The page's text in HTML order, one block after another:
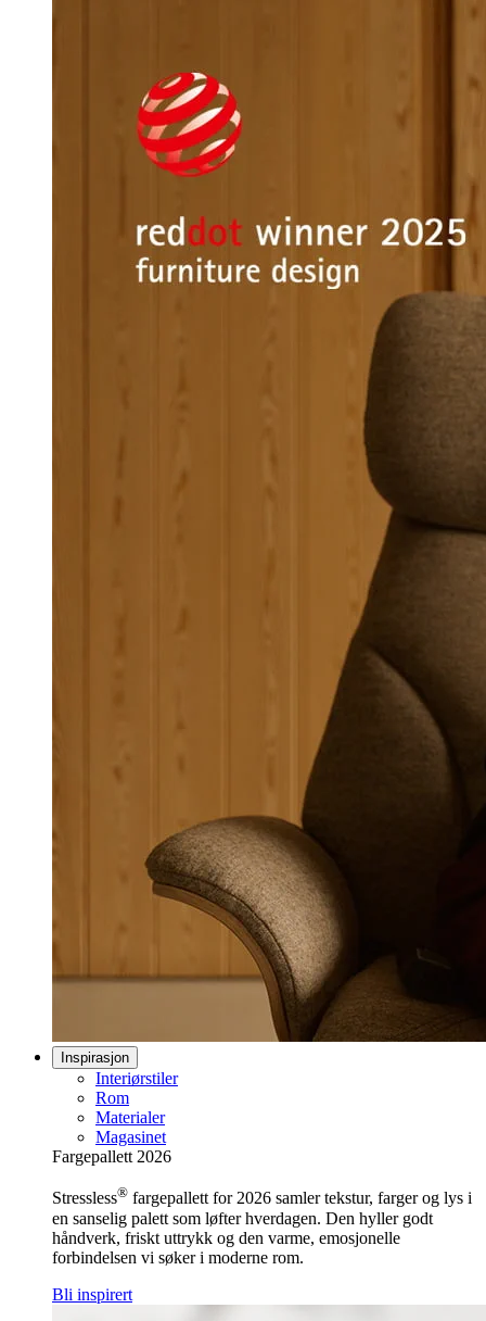
Inspirasjon
Interiørstiler
Rom
Materialer
Magasinet
Fargepallett 2026
Stressless® fargepallett for 2026 samler tekstur, farger og lys i
en sanselig palett som løfter hverdagen. Den hyller godt
håndverk, friskt uttrykk og den varme, emosjonelle
forbindelsen vi søker i moderne rom.
Bli inspirert